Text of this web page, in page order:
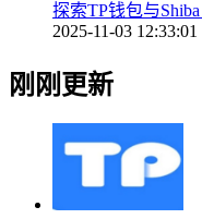
探索TP钱包与
2025-11-03 12:33:01
刚刚更新